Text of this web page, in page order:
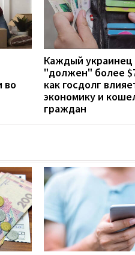
во
Каждый украинец
"должен" более
как госдолг
экономику и
граждан